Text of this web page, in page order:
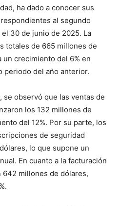
ha dado a conocer sus
al segundo
30 de junio de 2025. La
totales de 665 millones de
crecimiento del 6% en
periodo del año anterior.
observó que las ventas de
los 132 millones de
del 12%. Por su parte, los
de seguridad
lo que supone un
En cuanto a la facturación
642 millones de dólares,